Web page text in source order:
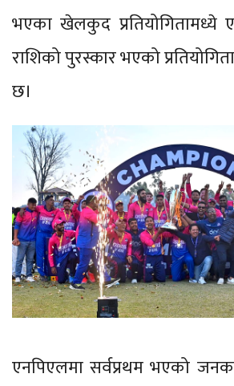
भएका खेलकुद प्रतियोगितामध्ये
राशिको पुरस्कार भएको
छ।
एनपिएलमा सर्वप्रथम भएको